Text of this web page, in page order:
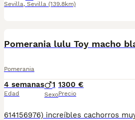
Sevilla, Sevilla (139.8km)
Pomerania
4 semanas
Edad
1
Sexo
1300 €
Precio